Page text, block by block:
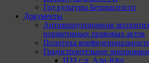
Год культуры Безопасности
Документы
Антикоррупционная
нормативных правовых актов
Политика
Градостроительное
ПЗЗ с.п. Али-Юрт